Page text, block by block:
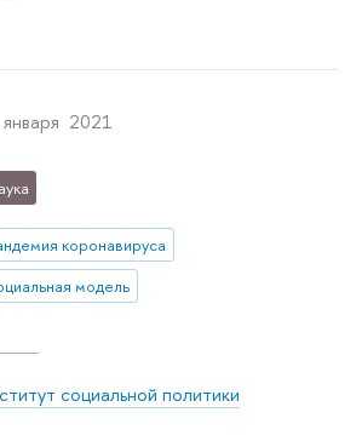
2021
коронавируса
модель
социальной политики